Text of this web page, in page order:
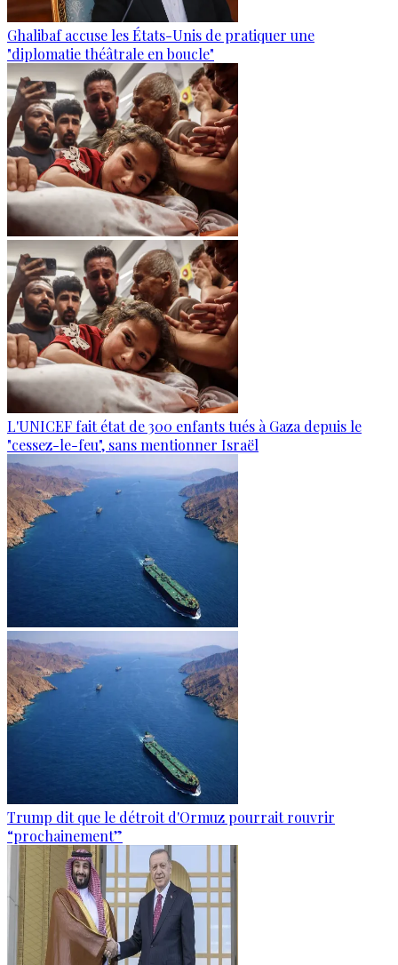
Ghalibaf accuse les États-Unis de pratiquer une
"diplomatie théâtrale en boucle"
L'UNICEF fait état de 300 enfants tués à Gaza depuis le
"cessez-le-feu", sans mentionner Israël
Trump dit que le détroit d'Ormuz pourrait rouvrir
“prochainement”